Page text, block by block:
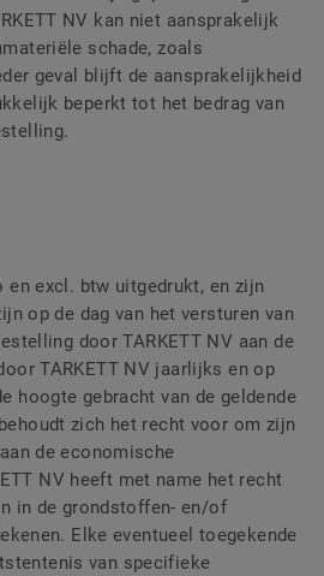
NV kan niet aansprakelijk
schade, zoals
geval blijft de aansprakelijkheid
beperkt tot het bedrag van
en excl. btw uitgedrukt, en zijn
op de dag van het versturen van
door TARKETT NV aan de
TARKETT NV jaarlijks en op
hoogte gebracht van de geldende
zich het recht voor om zijn
de economische
NV heeft met name het recht
in de grondstoffen- en/of
Elke eventueel toegekende
van specifieke